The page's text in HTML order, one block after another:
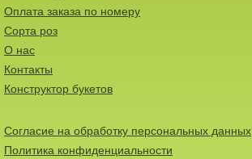
Оплата заказа по номеру
Сорта роз
О нас
Контакты
Конструктор букетов
Согласие на обработку персональных данных
Политика конфиденциальности